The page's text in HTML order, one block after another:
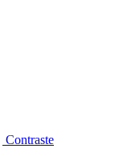
Contraste